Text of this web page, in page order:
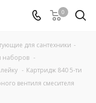
0
для сантехники -
наборов -
- Картридж 840 5-ти
вентиля смесителя